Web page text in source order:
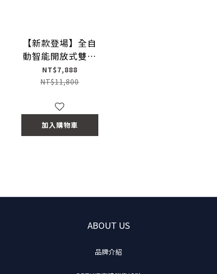
【新款登場】全自
動智能開放式雙翼
水晶貓砂機
NT$7,888
NT$11,800
加入購物車
ABOUT US
品牌介紹